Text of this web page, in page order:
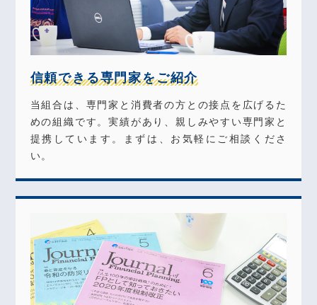
信頼できる専門家をご紹介
当組合は、専門家と消費者の方との接点を広げるた
めの組織です。実績があり、親しみやすい専門家と
提携しています。まずは、お気軽にご相談くださ
い。